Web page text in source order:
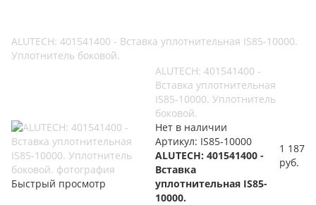
ALUTECH: 401541400 - Вставка уплотнительная IS85-10000.
Уплотнитель боковой.
Быстрый просмотр
ALUTECH: 401541400 -
Вставка уплотнительная
IS85-10000. Уплотнитель
боковой.
Нет в наличии
Артикул: IS85-10000
ALUTECH: 401541400 -
Вставка
уплотнительная IS85-
10000.
1 187
руб.